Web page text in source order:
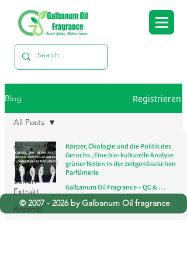
Blog Registrieren
All Posts
Galbanumöl
Safran-
Extrakt
Rosenöl
All Posts
Körper, Ökologie und die Politik des
Geruchs , Eine bio-kulturelle Analyse
grüner Noten in der zeitgenössischen
Parfümerie
Galbanum Oil Fragrance – QC & Research Team
18. Jan.
3 Min. Lesezeit
©2007 - 2026by Galbanum Oil fragrance